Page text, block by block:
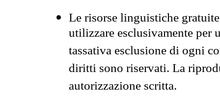
Le risorse linguistiche
utilizzare esclusivamente per
tassativa esclusione di ogni
diritti sono riservati. La
autorizzazione scritta.